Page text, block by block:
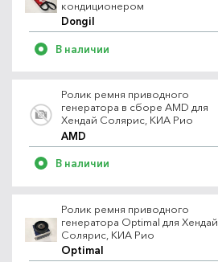
кондиционером
Dongil
В наличии
Ролик ремня приводного
генератора в сборе AMD для
Хендай Солярис, КИА Рио
AMD
В наличии
Ролик ремня приводного
генератора Optimal для Хендай
Солярис, КИА Рио
Optimal